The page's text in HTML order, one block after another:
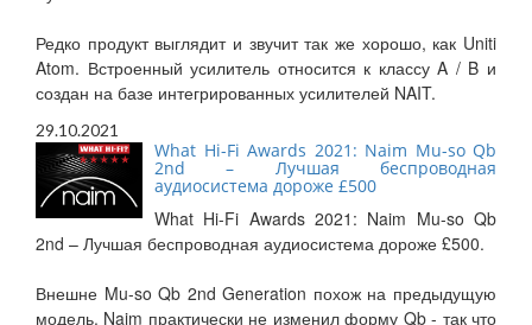
Редко продукт выглядит и звучит так же хорошо, как Uniti
Atom. Встроенный усилитель относится к классу A / B и
создан на базе интегрированных усилителей NAIT.
29.10.2021
What Hi-Fi Awards 2021: Naim Mu-so Qb
2nd – Лучшая беспроводная
аудиосистема дороже £500
What Hi-Fi Awards 2021: Naim Mu-so Qb
2nd – Лучшая беспроводная аудиосистема дороже £500.
Внешне Mu-so Qb 2nd Generation похож на предыдущую
модель. Naim практически не изменил форму Qb - так что